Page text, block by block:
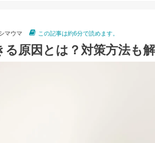
マウマ この記事は約6分で読めます。
る原因とは？対策方法も